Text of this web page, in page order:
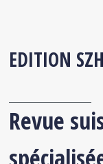
EDITION
Revue